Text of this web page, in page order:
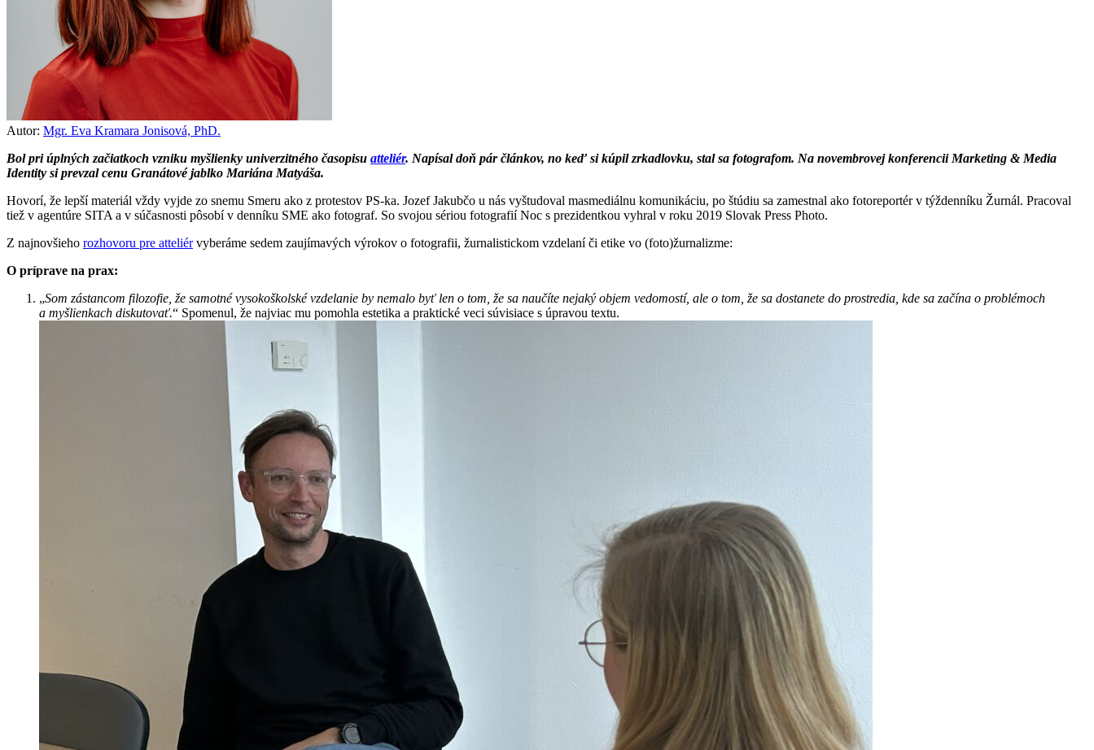
Autor: Mgr. Eva Kramara Jonisová, PhD.
Bol pri úplných začiatkoch vzniku myšlienky univerzitného časopisu atteliér. Napísal doň pár článkov, no keď si kúpil zrkadlovku, stal sa fotografom. Na novembrovej konferencii Marketing & Media
Identity si prevzal cenu Granátové jablko Mariána Matyáša.
Hovorí, že lepší materiál vždy vyjde zo snemu Smeru ako z protestov PS-ka. Jozef Jakubčo u nás vyštudoval masmediálnu komunikáciu, po štúdiu sa zamestnal ako fotoreportér v týždenníku Žurnál. Pracoval
tiež v agentúre SITA a v súčasnosti pôsobí v denníku SME ako fotograf. So svojou sériou fotografií Noc s prezidentkou vyhral v roku 2019 Slovak Press Photo.
Z najnovšieho rozhovoru pre atteliérvyberáme sedem zaujímavých výrokov o fotografii, žurnalistickom vzdelaní či etike vo (foto)žurnalizme:
O príprave na prax:
„Som zástancom filozofie, že samotné vysokoškolské vzdelanie by nemalo byť len o tom, že sa naučíte nejaký objem vedomostí, ale o tom, že sa dostanete do prostredia, kde sa začína o problémoch
a myšlienkach diskutovať.“ Spomenul, že najviac mu pomohla estetika a praktické veci súvisiace s úpravou textu.